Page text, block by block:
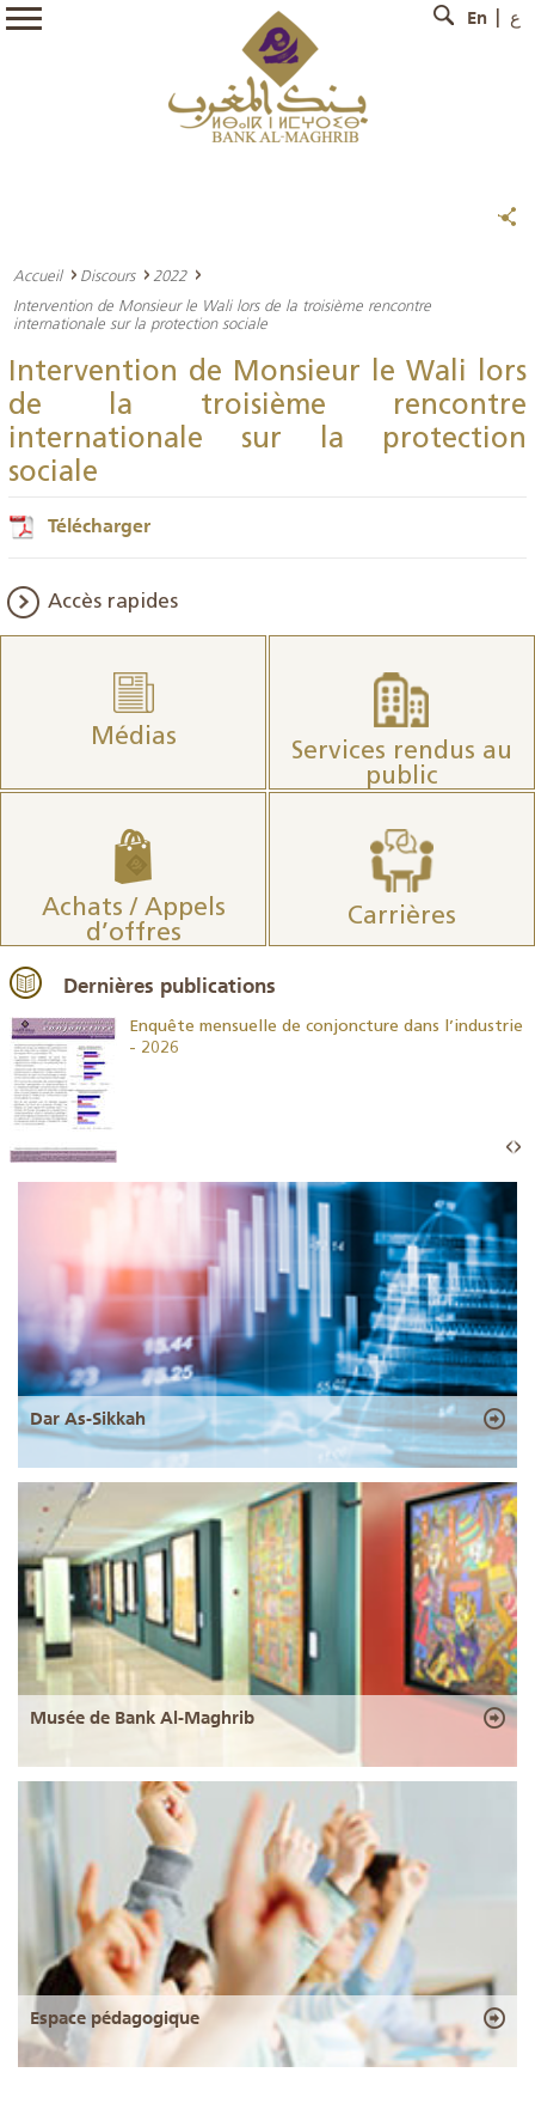
En ع
Accueil Discours
2022
Intervention de Monsieur le Wali lors de la troisième rencontre
internationale sur la protection sociale
Intervention de Monsieur le Wali lors
de la troisième rencontre
internationale sur la protection
sociale
Télécharger
Accès rapides
Médias
Services rendus au
public
Achats / Appels
d’offres
Carrières
Dernières publications
Enquête mensuelle de conjoncture dans l’industrie
- 2026
Dar As-Sikkah
Musée de Bank Al-Maghrib
Espace pédagogique